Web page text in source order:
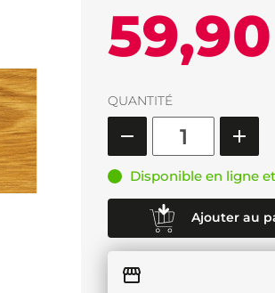
QUANTITÉ
Disponible en ligne
Ajouter au